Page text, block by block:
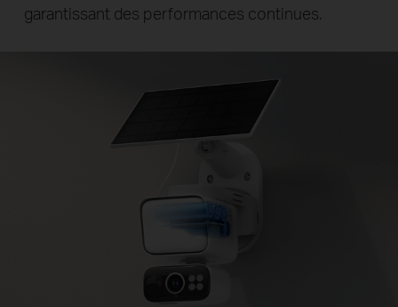
garantissant des performances continues.